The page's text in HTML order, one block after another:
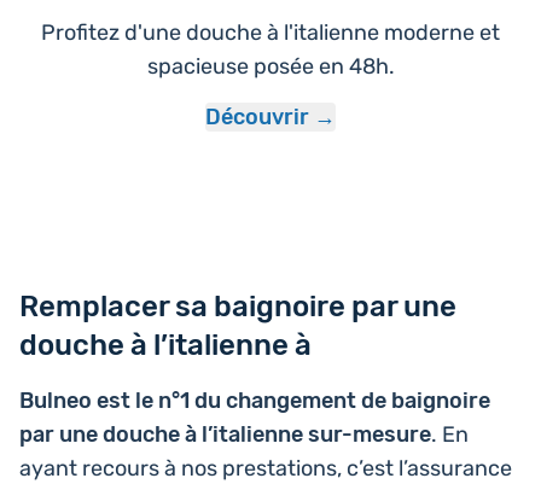
Profitez d'une douche à l'italienne moderne et
spacieuse posée en 48h.
Découvrir
Remplacer sa baignoire par une
douche à l’italienne à
Bulneo est le n°1 du chan­ge­ment de bai­gnoire
par une douche à l’i­ta­lienne sur-mesure. En
ayant recours à nos pres­ta­tions, c’est l’as­su­rance